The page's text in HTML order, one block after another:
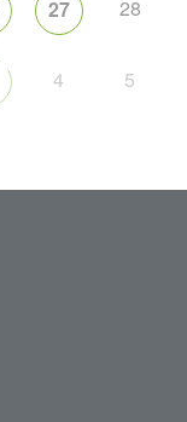
27 28
4 5